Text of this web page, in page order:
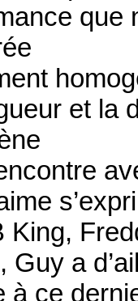
que
et la
King,
Guy a
à ce